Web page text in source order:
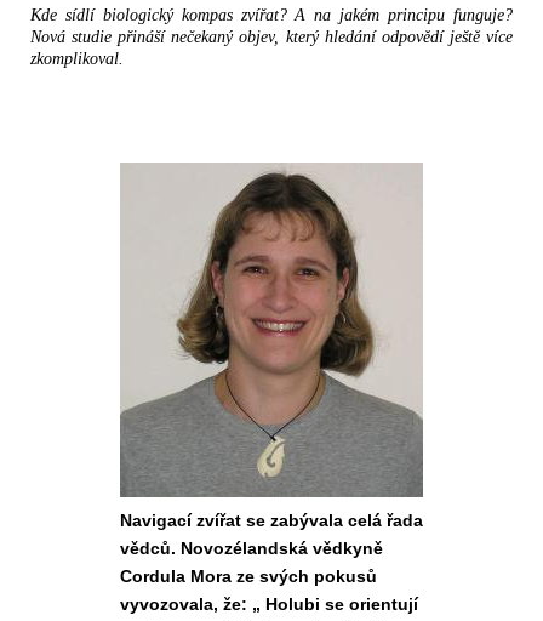
Kde sídlí biologický kompas zvířat? A na jakém principu funguje?
Nová studie přináší nečekaný objev, který hledání odpovědí ještě více
zkomplikoval.
Navigací zvířat se zabývala celá řada
vědců. Novozélandská vědkyně
Cordula Mora ze svých pokusů
vyvozovala, že: „ Holubi se orientují